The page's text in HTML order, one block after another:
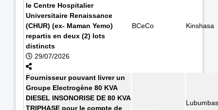
le Centre Hospitalier
Universitaire Renaissance
(CHUR) (ex- Maman Yemo)
repartis en deux (2) lots
distincts
29/07/2026
BCeCo Kinshasa
Fournisseur pouvant livrer un
Groupe Electrogène 80 KVA
DIESEL INSONORISE DE 80 KVA
TRIPHASE pour le compte de